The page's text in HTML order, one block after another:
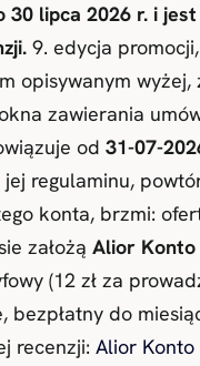
30 lipca 2026 r. i
9. edycja
opisywanym wyżej,
zawierania
od 31-07-
regulaminu,
konta, brzmi:
założą Alior Konto
(12 zł za
bezpłatny do
recenzji: Alior Konto